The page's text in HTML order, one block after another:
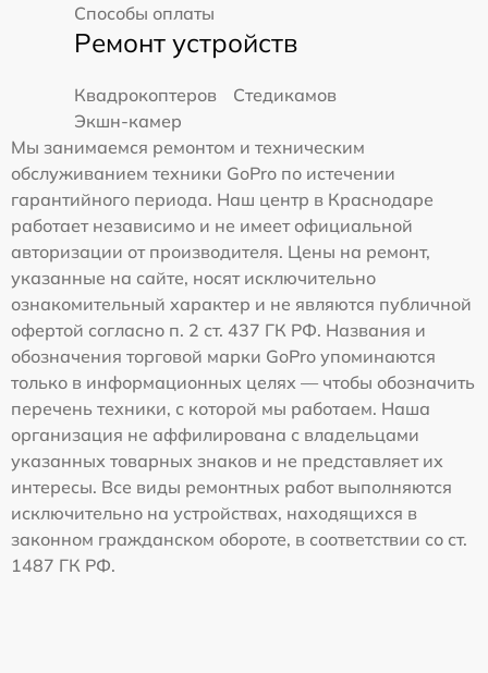
Способы оплаты
Ремонт устройств
Квадрокоптеров
Стедикамов
Экшн-камер
Мы занимаемся ремонтом и техническим
обслуживанием техники GoPro по истечении
гарантийного периода. Наш центр в Краснодаре
работает независимо и не имеет официальной
авторизации от производителя. Цены на ремонт,
указанные на сайте, носят исключительно
ознакомительный характер и не являются публичной
офертой согласно п. 2 ст. 437 ГК РФ. Названия и
обозначения торговой марки GoPro упоминаются
только в информационных целях — чтобы обозначить
перечень техники, с которой мы работаем. Наша
организация не аффилирована с владельцами
указанных товарных знаков и не представляет их
интересы. Все виды ремонтных работ выполняются
исключительно на устройствах, находящихся в
законном гражданском обороте, в соответствии со ст.
1487 ГК РФ.